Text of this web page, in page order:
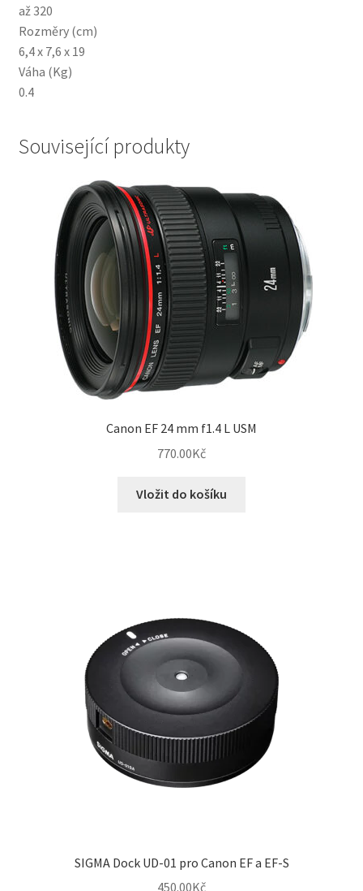
až 320
Rozměry (cm)
6,4 x 7,6 x 19
Váha (Kg)
0.4
Související produkty
Canon EF 24 mm f1.4 L USM
770.00Kč
Vložit do košíku
SIGMA Dock UD-01 pro Canon EF a EF-S
450.00Kč